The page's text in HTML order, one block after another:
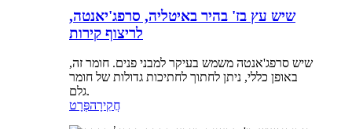
שיש עץ בז' בהיר באיטליה, סרפג'יאנטה,
לריצוף קירות
שיש סרפג'אנטה משמש בעיקר למבני פנים. חומר זה,
באופן כללי, ניתן לחתוך לחתיכות גדולות של חומר
גלם.
חֲקִירָהפְּרָט